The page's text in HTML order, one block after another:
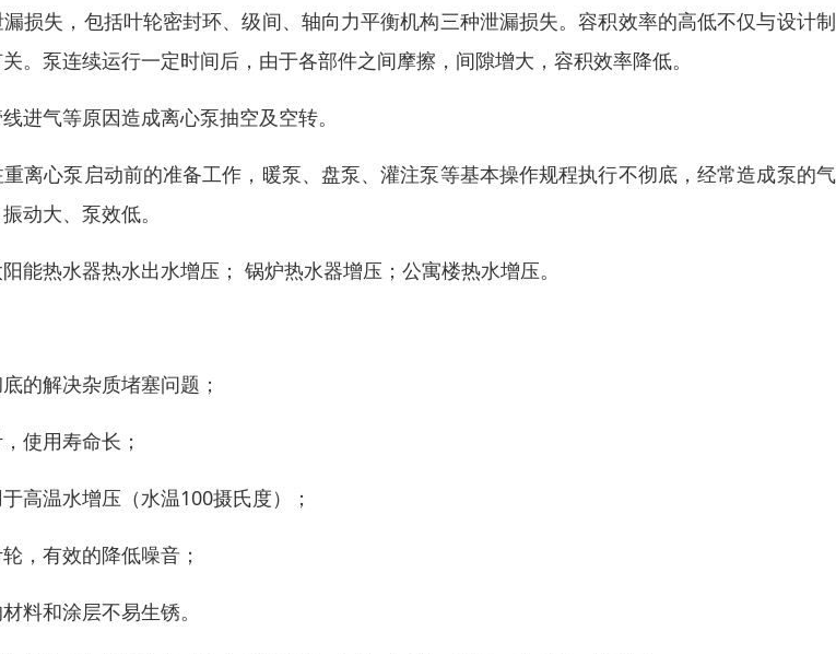
损失，包括叶轮密封环、级间、轴向力平衡机构三种泄漏损失。容积效率的高低不仅与设计
。泵连续运行一定时间后，由于各部件之间摩擦，间隙增大，容积效率降低。
进气等原因造成离心泵抽空及空转。
离心泵启动前的准备工作，暖泵、盘泵、灌注泵等基本操作规程执行不彻底，经常造成泵的
动大、泵效低。
能热水器热水出水增压； 锅炉热水器增压；公寓楼热水增压。
的解决杂质堵塞问题；
使用寿命长；
高温水增压（水温100摄氏度）；
，有效的降低噪音；
料和涂层不易生锈。